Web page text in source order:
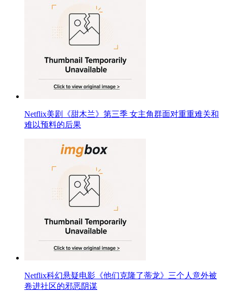
Netflix美剧《甜木兰》第三季 女主角群面对重重难关和
难以预料的后果
Netflix科幻悬疑电影《他们克隆了蒂龙》三个人意外被
卷进社区的邪恶阴谋